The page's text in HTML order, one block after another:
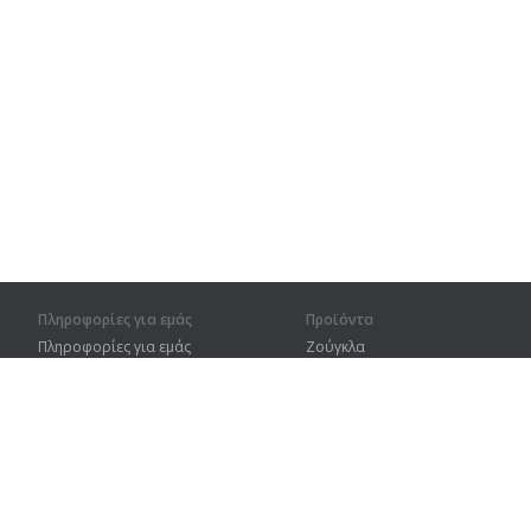
Πληροφορίες για εμάς
Πληροφορίες για εμάς
Προϊόντα
Ζούγκλα